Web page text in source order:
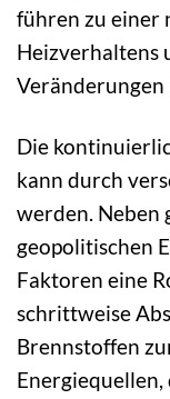
führen zu einer
Heizverhaltens
Veränderungen
Die
kann durch
werden. Neben
geopolitischen
Faktoren eine
schrittweise
Brennstoffen